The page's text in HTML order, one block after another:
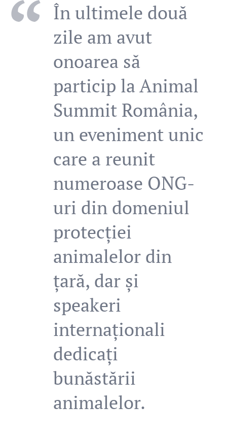
În ultimele două
zile am avut
onoarea să
particip la Animal
Summit România,
un eveniment unic
care a reunit
numeroase ONG-
uri din domeniul
protecției
animalelor din
țară, dar și
speakeri
internaționali
dedicați
bunăstării
animalelor.